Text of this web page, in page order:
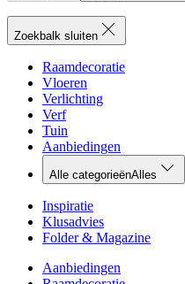
Zoekbalk sluiten
Raamdecoratie
Vloeren
Verlichting
Verf
Tuin
Aanbiedingen
Alle categorieënAlles
Inspiratie
Klusadvies
Folder & Magazine
Aanbiedingen